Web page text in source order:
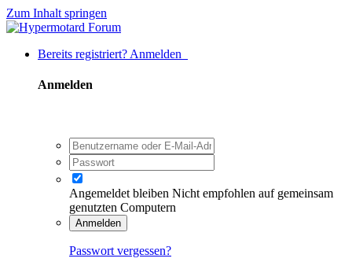
Zum Inhalt springen
Bereits registriert? Anmelden
Anmelden
Angemeldet bleiben Nicht empfohlen auf gemeinsam
genutzten Computern
Anmelden
Passwort vergessen?